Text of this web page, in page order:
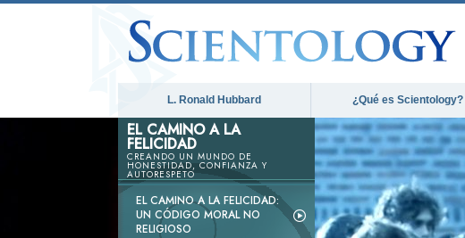
L. Ronald Hubbard ¿Qué es Scientology?
EL CAMINO A LA
FELICIDAD
CREANDO UN MUNDO DE
HONESTIDAD, CONFIANZA Y
AUTORESPETO
EL CAMINO A LA FELICIDAD:
UN CÓDIGO MORAL NO
RELIGIOSO